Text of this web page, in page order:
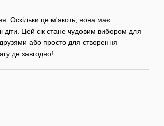
Оскільки це м'якоть, вона має
Цей сік стане чудовим вибором для
друзями або просто для створення
де завгодно!